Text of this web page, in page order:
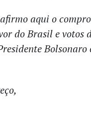
aqui o
do Brasil e votos